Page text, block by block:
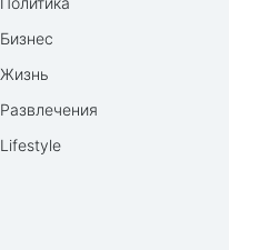
Бизнес
Жизнь
Развлечения
Lifestyle